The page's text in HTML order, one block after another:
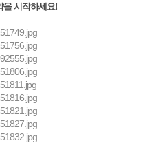
을 시작하세요!